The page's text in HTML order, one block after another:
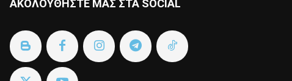
ΑΚΟΛΟΥΘΗΣΤΕ ΜΑΣ ΣΤΑ SOCIAL